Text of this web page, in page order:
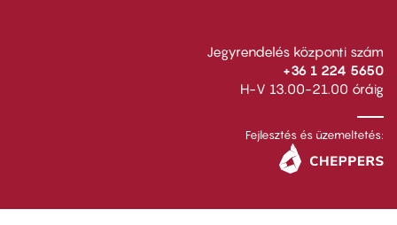
Jegyrendelés központi szám
+36 1 224 5650
H-V 13.00-21.00 óráig
Fejlesztés és üzemeltetés: